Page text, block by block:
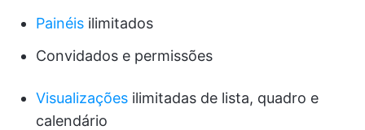
Painéis ilimitados
Convidados e permissões
Visualizações ilimitadas de lista, quadro e
calendário